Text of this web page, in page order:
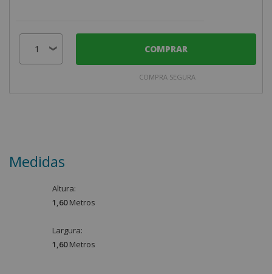
COMPRAR
COMPRA SEGURA
Medidas
Altura:
1,60 Metros
Largura:
1,60 Metros